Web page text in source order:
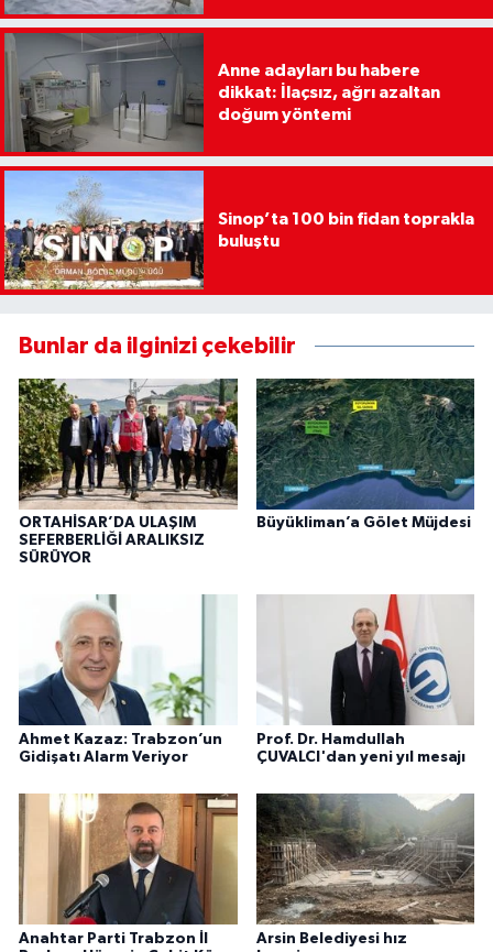
Anne adayları bu habere
dikkat: İlaçsız, ağrı azaltan
doğum yöntemi
Sinop’ta 100 bin fidan toprakla
buluştu
Bunlar da ilginizi çekebilir
ORTAHİSAR’DA ULAŞIM
SEFERBERLİĞİ ARALIKSIZ
SÜRÜYOR
Büyükliman’a Gölet Müjdesi
Ahmet Kazaz: Trabzon’un
Gidişatı Alarm Veriyor
Prof. Dr. Hamdullah
ÇUVALCI'dan yeni yıl mesajı
Anahtar Parti Trabzon İl
Arsin Belediyesi hız